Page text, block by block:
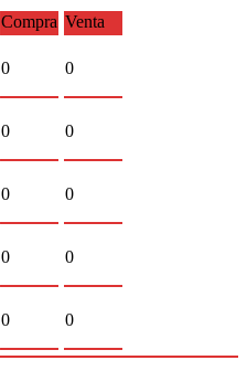
Compra Venta
0 0
0 0
0 0
0 0
0 0